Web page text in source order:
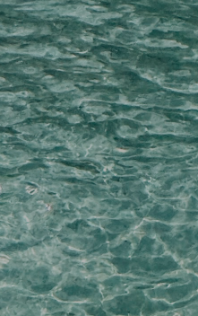
aumentan la
el color en su interior,
retención del color más
con base de Aceite de
duraderos y perfectos
de aceites tratantes
de ingredientes
color penetran más
más intensos
60 gr